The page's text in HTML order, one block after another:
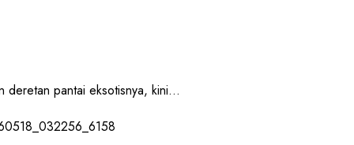
deretan pantai eksotisnya, kini...